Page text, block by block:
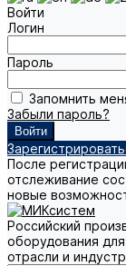
Войти
Логин
Пароль
Запомнить
Забыли пароль?
После
отслеживание
новые
Российский
оборудования
отрасли и